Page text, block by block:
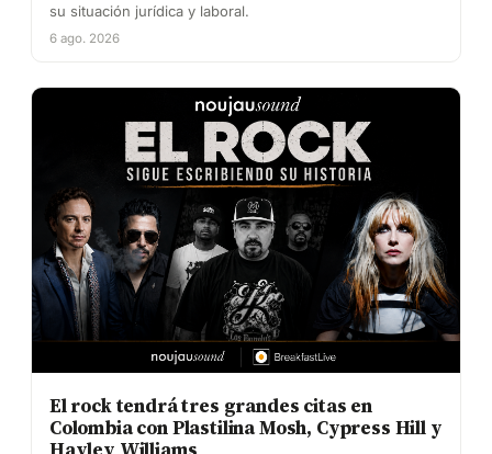
su situación jurídica y laboral.
6 ago. 2026
El rock tendrá tres grandes citas en
Colombia con Plastilina Mosh, Cypress Hill y